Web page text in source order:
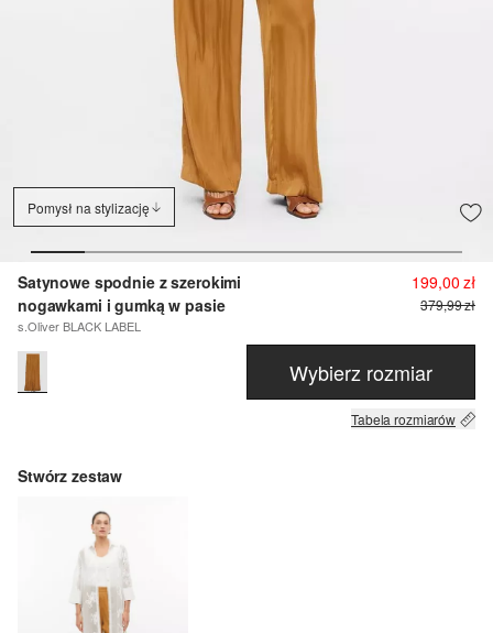
Pomysł na stylizację
Satynowe spodnie z szerokimi
nogawkami i gumką w pasie
s.Oliver BLACK LABEL
199,00 zł
379,99 zł
Wybierz rozmiar
Tabela rozmiarów
Stwórz zestaw